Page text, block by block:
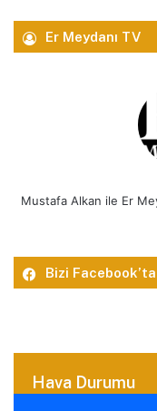
Er Meydanı TV
Mustafa Alkan ile Er
Bizi
Hava Durumu